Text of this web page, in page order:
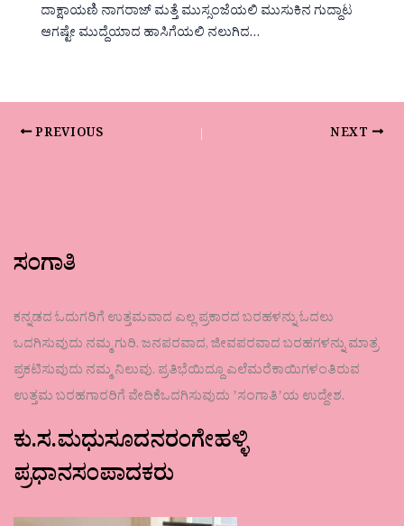
ದಾಕ್ಷಾಯಣಿ ನಾಗರಾಜ್ ಮತ್ತೆ ಮುಸ್ಸಂಜೆಯಲಿ ಮುಸುಕಿನ ಗುದ್ದಾಟ
ಆಗಷ್ಟೇ ಮುದ್ದೆಯಾದ ಹಾಸಿಗೆಯಲಿ ನಲುಗಿದ…
PREVIOUS NEXT
ಸಂಗಾತಿ
ಕನ್ನಡದ ಓದುಗರಿಗೆ ಉತ್ತಮವಾದ ಎಲ್ಲ ಪ್ರಕಾರದ ಬರಹಳನ್ನು ಓದಲು
ಒದಗಿಸುವುದು ನಮ್ಮ ಗುರಿ. ಜನಪರವಾದ, ಜೀವಪರವಾದ ಬರಹಗಳನ್ನು ಮಾತ್ರ
ಪ್ರಕಟಿಸುವುದು ನಮ್ಮ ನಿಲುವು. ಪ್ರತಿಭೆಯಿದ್ದೂ ಎಲೆಮರೆಕಾಯಿಗಳಂತಿರುವ
ಉತ್ತಮ ಬರಹಗಾರರಿಗೆ ವೇದಿಕೆಒದಗಿಸುವುದು ʼಸಂಗಾತಿʼಯ ಉದ್ದೇಶ.
ಕು.ಸ.ಮಧುಸೂದನರಂಗೇಹಳ್ಳಿ
ಪ್ರಧಾನಸಂಪಾದಕರು